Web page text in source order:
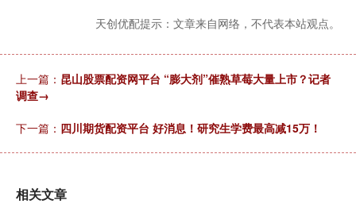
天创优配提示：文章来自网络，不代表本站观点。
上一篇： 昆山股票配资网平台 “膨大剂”催熟草莓大量上市？记者
调查→
下一篇： 四川期货配资平台 好消息！研究生学费最高减15万！
相关文章